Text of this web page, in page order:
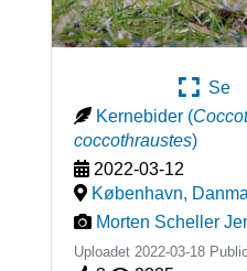
Se
Kernebider (
coccothraustes)
2022-03-12
København,
Morten Scheller
Uploadet 2022-03-18